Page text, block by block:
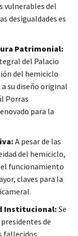
vulnerables del
desigualdades es
Patrimonial:
del Palacio
del hemiciclo
su diseño original
Porras
para la
A pesar de las
del hemiciclo,
funcionamiento
claves para la
Institucional: Se
de
fallecidos,